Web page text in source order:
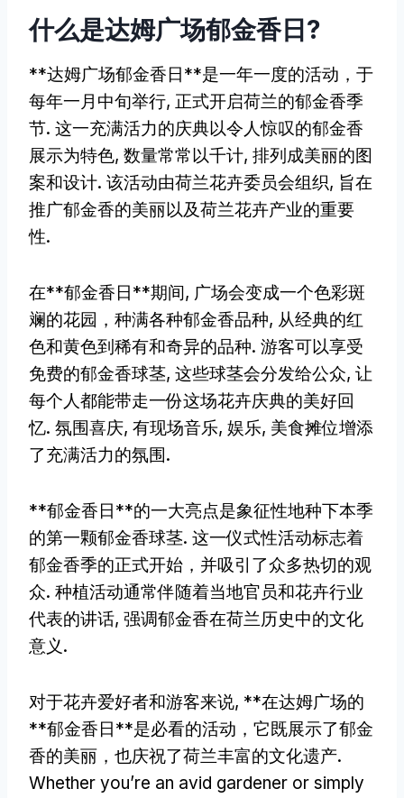
什么是达姆广场郁金香日?
**达姆广场郁金香日**是一年一度的活动，于
每年一月中旬举行, 正式开启荷兰的郁金香季
节. 这一充满活力的庆典以令人惊叹的郁金香
展示为特色, 数量常常以千计, 排列成美丽的图
案和设计. 该活动由荷兰花卉委员会组织, 旨在
推广郁金香的美丽以及荷兰花卉产业的重要
性.
在**郁金香日**期间, 广场会变成一个色彩斑
斓的花园，种满各种郁金香品种, 从经典的红
色和黄色到稀有和奇异的品种. 游客可以享受
免费的郁金香球茎, 这些球茎会分发给公众, 让
每个人都能带走一份这场花卉庆典的美好回
忆. 氛围喜庆, 有现场音乐, 娱乐, 美食摊位增添
了充满活力的氛围.
**郁金香日**的一大亮点是象征性地种下本季
的第一颗郁金香球茎. 这一仪式性活动标志着
郁金香季的正式开始，并吸引了众多热切的观
众. 种植活动通常伴随着当地官员和花卉行业
代表的讲话, 强调郁金香在荷兰历史中的文化
意义.
对于花卉爱好者和游客来说, **在达姆广场的
**郁金香日**是必看的活动，它既展示了郁金
香的美丽，也庆祝了荷兰丰富的文化遗产.
Whether you’re an avid gardener or simply